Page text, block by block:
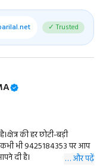
✓ Trusted
की हर छोटी-बड़ी
भी 9425184353 पर आप
दी है।
… और पढ़ें